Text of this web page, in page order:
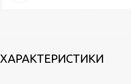
ХАРАКТЕРИСТИКИ